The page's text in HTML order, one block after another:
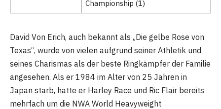
Championship (1)
David Von Erich, auch bekannt als „Die gelbe Rose von
Texas“, wurde von vielen aufgrund seiner Athletik und
seines Charismas als der beste Ringkämpfer der Familie
angesehen. Als er 1984 im Alter von 25 Jahren in
Japan starb, hatte er Harley Race und Ric Flair bereits
mehrfach um die NWA World Heavyweight